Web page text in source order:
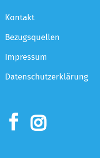
Kontakt
Bezugsquellen
Impressum
Datenschutzerklärung